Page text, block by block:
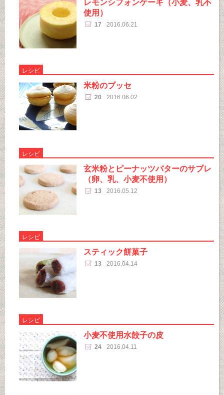
使用）
17 2016.06.21
レシピ
米粉のブッセ
20 2016.06.02
レシピ
玄米粉とピーナッツバターのサブレ
（卵、乳、小麦不使用）
13 2016.05.12
レシピ
スティック餅菓子
13 2016.04.14
レシピ
小麦不使用水餃子の皮
24 2016.04.11